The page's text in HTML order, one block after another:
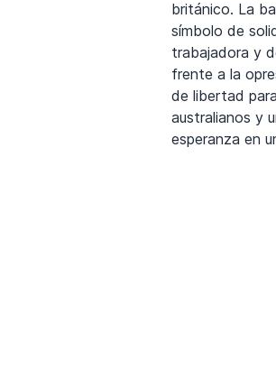
británico. La
símbolo de
trabajadora y
frente a la
de libertad
australianos y
esperanza en